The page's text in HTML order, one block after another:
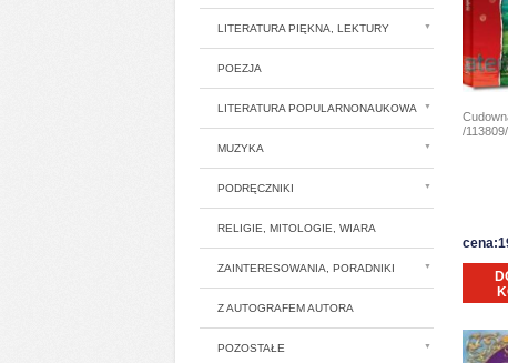
LITERATURA PIĘKNA, LEKTURY
POEZJA
LITERATURA POPULARNONAUKOWA
MUZYKA
PODRĘCZNIKI
RELIGIE, MITOLOGIE, WIARA
ZAINTERESOWANIA, PORADNIKI
Z AUTOGRAFEM AUTORA
POZOSTAŁE
/113809/